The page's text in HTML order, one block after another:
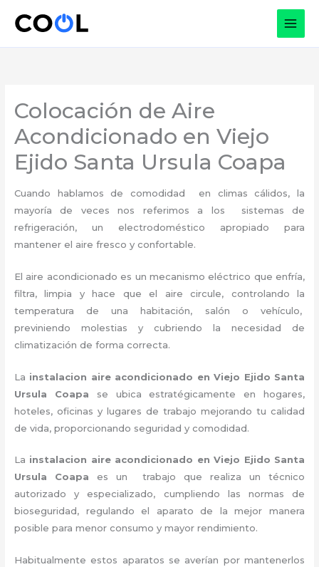
Colocación de Aire
Acondicionado en Viejo
Ejido Santa Ursula Coapa
Cuando hablamos de comodidad en climas cálidos, la
mayoría de veces nos referimos a los sistemas de
refrigeración, un electrodoméstico apropiado para
mantener el aire fresco y confortable.
El aire acondicionado es un mecanismo eléctrico que enfría,
filtra, limpia y hace que el aire circule, controlando la
temperatura de una habitación, salón o vehículo,
previniendo molestias y cubriendo la necesidad de
climatización de forma correcta.
La instalacion aire acondicionado en Viejo Ejido Santa
Ursula Coapa se ubica estratégicamente en hogares,
hoteles, oficinas y lugares de trabajo mejorando tu calidad
de vida, proporcionando seguridad y comodidad.
La instalacion aire acondicionado en Viejo Ejido Santa
Ursula Coapa
es un
trabajo que realiza un técnico
autorizado y especializado, cumpliendo las normas de
bioseguridad, regulando el aparato de la mejor manera
posible para menor consumo y mayor rendimiento.
Habitualmente estos aparatos se averían por mantenerlos